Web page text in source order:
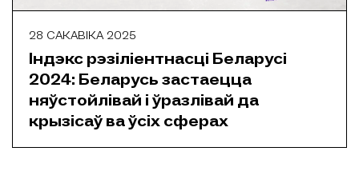
28 САКАВІКА 2025
Індэкс рэзіліентнасці Беларусі
2024: Беларусь застаецца
няўстойлівай і ўразлівай да
крызісаў ва ўсіх сферах